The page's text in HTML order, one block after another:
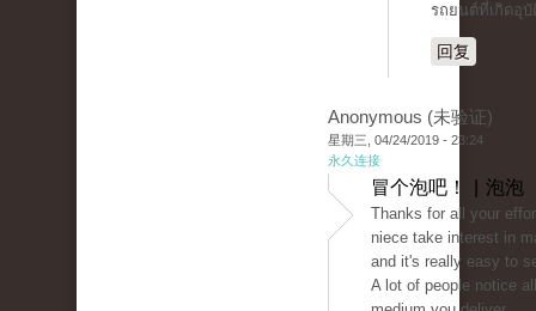
รถยนต์ที่เกิดอุบั
回复
Anonymous (未验证)
星期三, 04/24/2019 - 23:24
永久连接
冒个泡吧！ | 泡泡
Thanks for all your
niece take interest in
and it's really easy to
A lot of people notice